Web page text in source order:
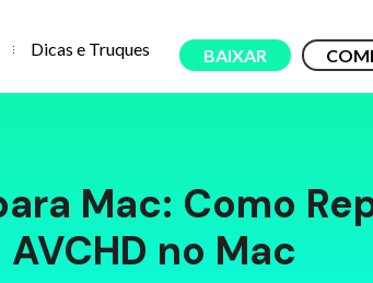
Dicas e Truques BAIXAR
Mac: Como
no Mac